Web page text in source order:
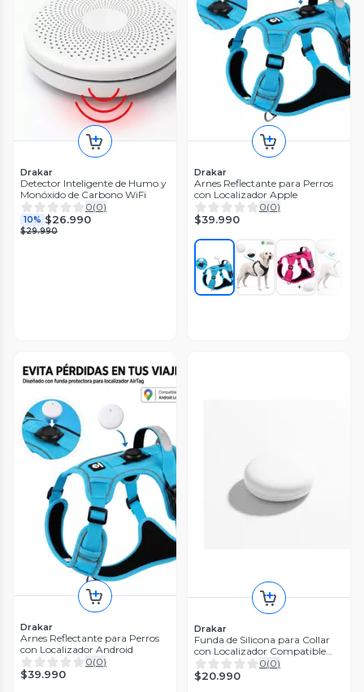
Drakar
Detector Inteligente de Humo y
Monóxido de Carbono WiFi
0(0)
10% $26.990
$29.990
Drakar
Arnes Reflectante para Perros
con Localizador Apple
0(0)
$39.990
Drakar
Arnes Reflectante para Perros
con Localizador Android
0(0)
$39.990
Drakar
Funda de Silicona para Collar
con Localizador Compatible
con Apple
0(0)
$20.990